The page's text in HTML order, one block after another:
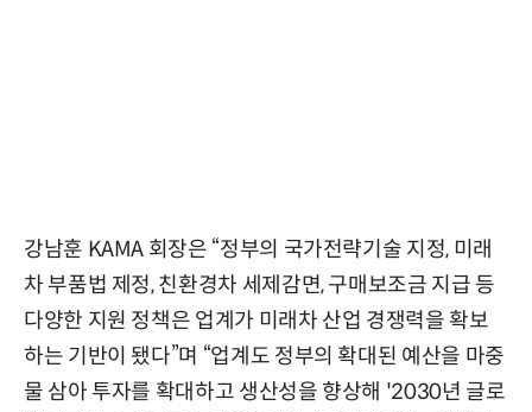
강남훈 KAMA 회장은 “정부의 국가전략기술 지정, 미래
차 부품법 제정, 친환경차 세제감면, 구매보조금 지급 등
다양한 지원 정책은 업계가 미래차 산업 경쟁력을 확보
하는 기반이 됐다”며 “업계도 정부의 확대된 예산을 마중
물 삼아 투자를 확대하고 생산성을 향상해 '2030년 글로